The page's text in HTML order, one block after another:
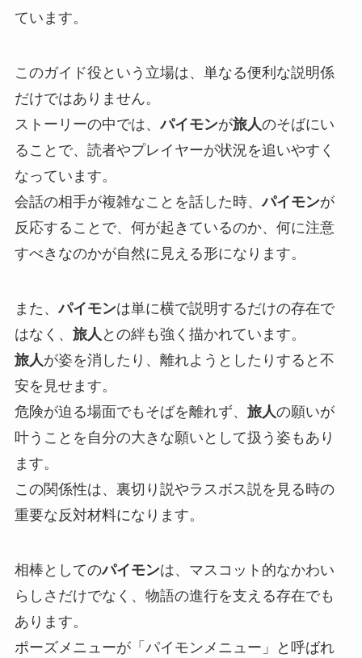
ています。
このガイド役という立場は、単なる便利な説明係
だけではありません。
ストーリーの中では、パイモンが旅人のそばにい
ることで、読者やプレイヤーが状況を追いやすく
なっています。
会話の相手が複雑なことを話した時、パイモンが
反応することで、何が起きているのか、何に注意
すべきなのかが自然に見える形になります。
また、パイモンは単に横で説明するだけの存在で
はなく、 旅人 との絆も強く描かれています。
旅人 が姿を消したり、離れようとしたりすると不
安を見せます。
危険が迫る場面でもそばを離れず、 旅人の願いが
叶うことを自分の大きな願いとして扱う姿もあり
ます。
この関係性は、裏切り説やラスボス説を見る時の
重要な反対材料になります。
相棒としてのパイモンは、マスコット的なかわい
らしさだけでなく、物語の進行を支える存在でも
あります。
ポーズメニューが「パイモンメニュー」と呼ばれ